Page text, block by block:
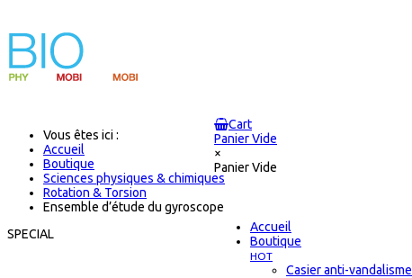
Cart
Panier Vide
×
Panier Vide
Accueil
Boutique
HOT
Casier anti-vandalisme
Vous êtes ici :
Accueil
Boutique
Sciences physiques & chimiques
Rotation & Torsion
Ensemble d’étude du gyroscope
SPECIAL